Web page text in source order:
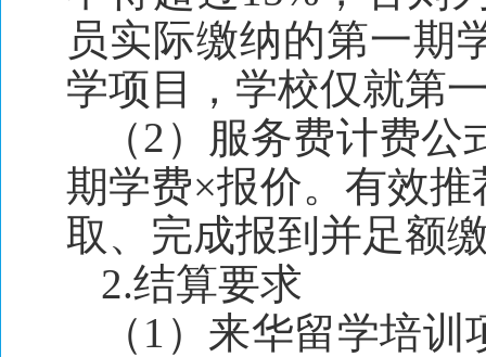
员实际缴纳的第一期
学项目，学校仅就第
（2）服务费计费
期学费×报价。有效
取、完成报到并足额
2.结算要求
（1）来华留学培